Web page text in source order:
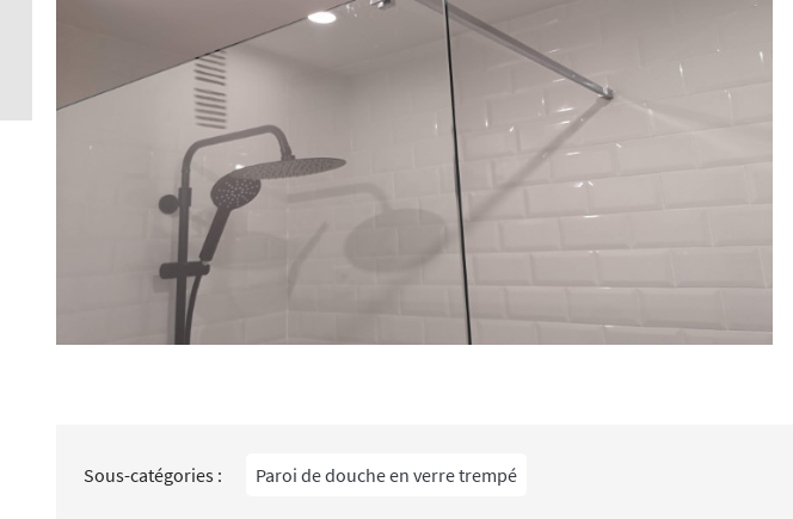
Crédence miroir dimension standard
ACCESSOIRES DE POSE POUR
Accessoires pour crédence
Sous-catégories : Paroi de douche en verre trempé